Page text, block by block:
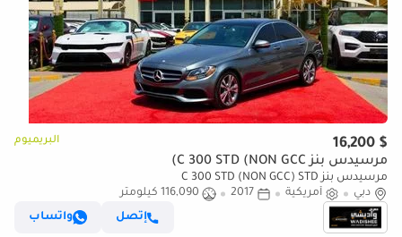
$ 16,200 البريميوم
مرسيدس بنز C 300 STD (NON GCC)
مرسيدس بنز C 300 STD (NON GCC) STD
دبي
أمريكية 2017
116,090 كيلومتر
إتصل
واتساب